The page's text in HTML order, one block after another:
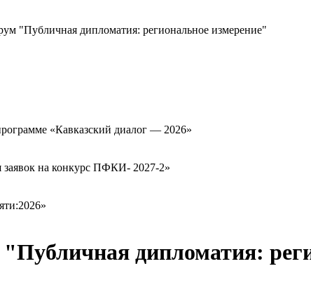
"Публичная дипломатия: региональное измерение"
«Кавказский диалог — 2026»
на конкурс ПФКИ- 2027-2»
дипломатия: